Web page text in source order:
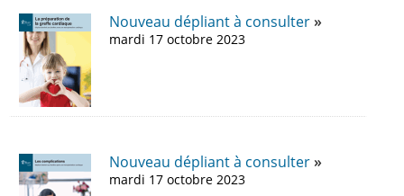
Nouveau dépliant à consulter
mardi 17 octobre 2023
Nouveau dépliant à consulter
mardi 17 octobre 2023